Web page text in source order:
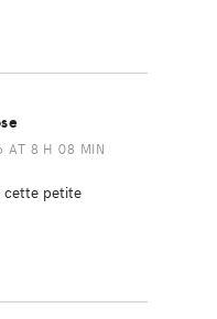
AT 8 H 08 MIN
cette petite